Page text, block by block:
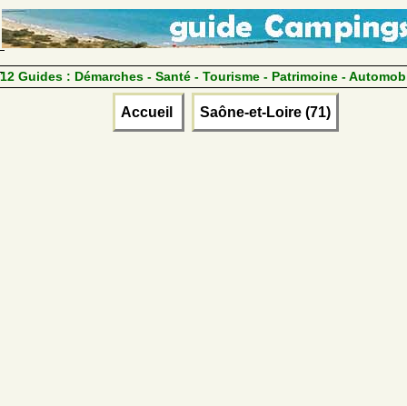
12 Guides : Démarches - Santé - Tourisme - Patrimoine -
Accueil Saône-et-Loire (71)